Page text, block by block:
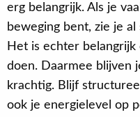
erg belangrijk. Als je
beweging bent, zie je
Het is echter
doen. Daarmee blijven
krachtig. Blijf
ook je energielevel op